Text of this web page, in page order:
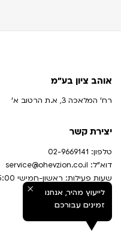
אוהב ציון בע"מ
רח' המלאכה 3, א.ת הרטוב א'
יצירת קשר
טלפון: 02-9669141
דוא”ל: service@ohevzion.co.il
שעות פעילות: ראשון-חמישי 9:00-15:00
לייעוץ מהיר, אנחנו
זמינים עבורכם